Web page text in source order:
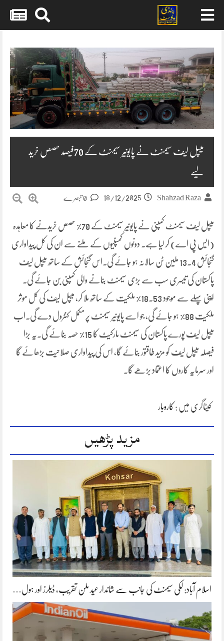
content
میپل لیف سیمنٹ نے پایونیر سیمنٹ کے 70فیصد حصص خرید
لیے
Shahzad Raza
18/12/2025
میپل لیف سیمنٹ کمپنی نے پایونیر سیمنٹ کے 70% حصص خریدنے کا معاہدہ
(ایس پی اے) کر لیا ہے۔ دونوں کمپنیوں کے ملنے سے ان کی کل پیداواری
گنجائش 13.4 ملین ٹن سالانہ ہو جائے گی۔اس گنجائش کے ساتھ میپل لیف
پاکستان کی تیسری سب سے بڑی سیمنٹ بنانے والی کمپنی بن جائے گی۔
اپنی پہلے سے موجود 18.53% ملکیت کے ساتھ ملا کر، میپل لیف کی کل موثر
ملکیت 88% ہو جائے گی، جو اسے پایونیر سیمنٹ پر مکمل کنٹرول دے گی۔اب
میپل لیف پورے پاکستان کی سیمنٹ مارکیٹ کا 15% حصہ بنائے گی۔یہ بڑا
فیصلہ میپل لیف کو مزید طاقتور بنائے گا، اس کی پیداواری صلاحیت بڑھائے گا
اور سرمایہ کاروں کا اعتماد بڑھے گا۔
کیٹاگری میں : کاروبار
مزید پڑھیں
اسلام آباد: لکی سیمنٹ کی جانب سے شاندار عید ملن تقریب، ڈیلرز اور ہول…